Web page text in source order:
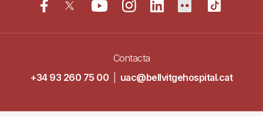
Contacta
+34 93 260 75 00
uac@bellvitgehospital.cat